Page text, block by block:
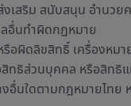
งเสริม สนับสนุน อำนวย
อื่นทำผิดกฎหมาย
รือผิดลิขสิทธิ์ เครื่องหมา
ทธิส่วนบุคคล หรือสิทธิแ
งอื่นใดตามกฎหมายไทย